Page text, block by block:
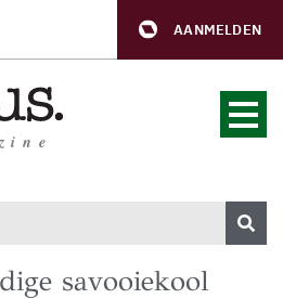
AANMELDEN
savooiekool